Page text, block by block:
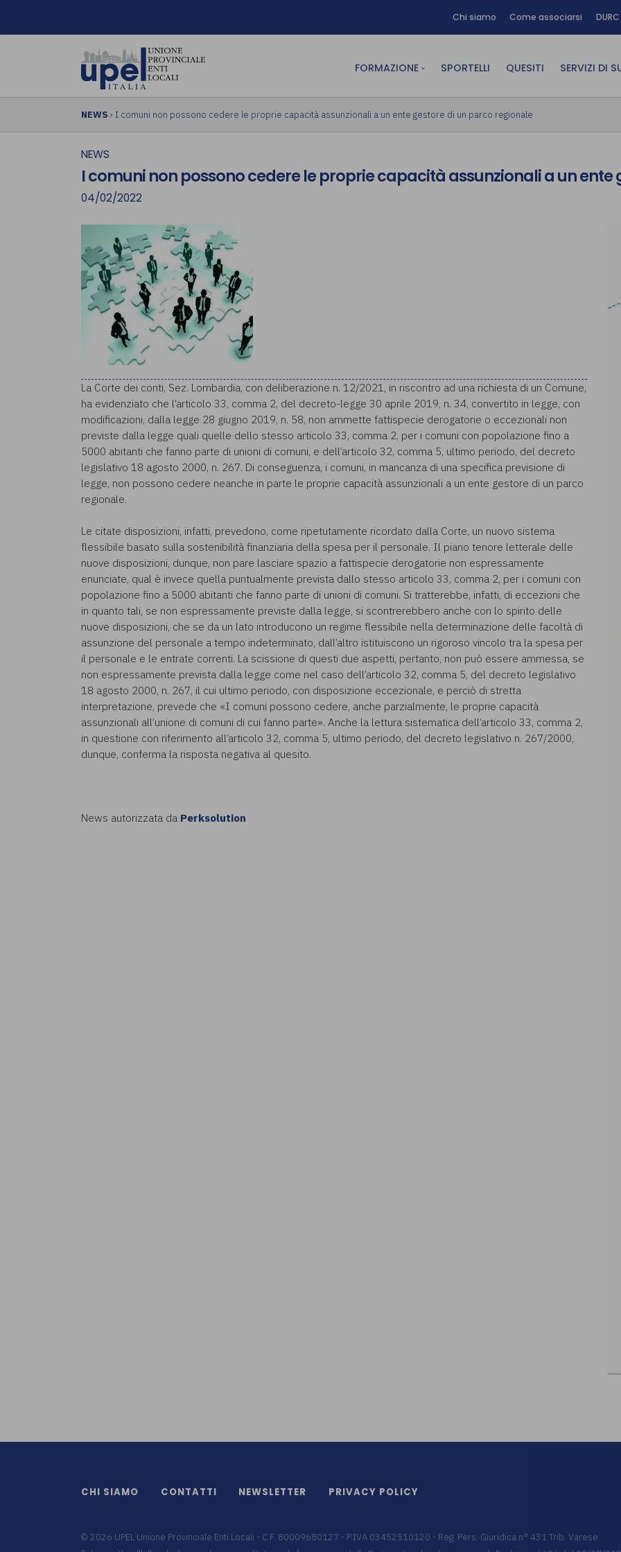
Chi siamo Come associarsi
FORMAZIONE
FAD sincrona (in diretta)
FAD asincrona (e-learning)
Formazione in aula
SPORTELLI QUESITI SERVIZI DI
Area
Area
NEWS › I comuni non possono cedere le proprie capacità assunzionali a un ente gestore di un parco regionale
NEWS
I comuni non possono cedere le proprie capacità assunzionali a un
04/02/2022
La Corte dei conti, Sez. Lombardia, con deliberazione n. 12/2021, in riscontro ad una richiesta di un Comune,
ha evidenziato che l’articolo 33, comma 2, del decreto-legge 30 aprile 2019, n. 34, convertito in legge, con
modificazioni, dalla legge 28 giugno 2019, n. 58, non ammette fattispecie derogatorie o eccezionali non
previste dalla legge quali quelle dello stesso articolo 33, comma 2, per i comuni con popolazione fino a
5000 abitanti che fanno parte di unioni di comuni, e dell’articolo 32, comma 5, ultimo periodo, del decreto
legislativo 18 agosto 2000, n. 267. Di conseguenza, i comuni, in mancanza di una specifica previsione di
legge, non possono cedere neanche in parte le proprie capacità assunzionali a un ente gestore di un parco
regionale.
Le citate disposizioni, infatti, prevedono, come ripetutamente ricordato dalla Corte, un nuovo sistema
flessibile basato sulla sostenibilità finanziaria della spesa per il personale. Il piano tenore letterale delle
nuove disposizioni, dunque, non pare lasciare spazio a fattispecie derogatorie non espressamente
enunciate, qual è invece quella puntualmente prevista dallo stesso articolo 33, comma 2, per i comuni con
popolazione fino a 5000 abitanti che fanno parte di unioni di comuni. Si tratterebbe, infatti, di eccezioni che
in quanto tali, se non espressamente previste dalla legge, si scontrerebbero anche con lo spirito delle
nuove disposizioni, che se da un lato introducono un regime flessibile nella determinazione delle facoltà di
assunzione del personale a tempo indeterminato, dall’altro istituiscono un rigoroso vincolo tra la spesa per
il personale e le entrate correnti. La scissione di questi due aspetti, pertanto, non può essere ammessa, se
non espressamente prevista dalla legge come nel caso dell’articolo 32, comma 5, del decreto legislativo
18 agosto 2000, n. 267, il cui ultimo periodo, con disposizione eccezionale, e perciò di stretta
interpretazione, prevede che «I comuni possono cedere, anche parzialmente, le proprie capacità
assunzionali all’unione di comuni di cui fanno parte». Anche la lettura sistematica dell’articolo 33, comma 2,
in questione con riferimento all’articolo 32, comma 5, ultimo periodo, del decreto legislativo n. 267/2000,
dunque, conferma la risposta negativa al quesito.
News autorizzata da Perksolution
CHI SIAMO CONTATTI NEWSLETTER PRIVACY POLICY
© 2026 UPEL Unione Provinciale Enti Locali - C.F. 80009680127 - P.IVA 03452510120 - Reg. Pers. Giuridica n° 431 Trib. Varese